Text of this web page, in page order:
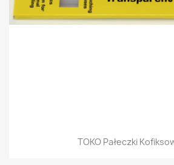
TOKO Pałeczki